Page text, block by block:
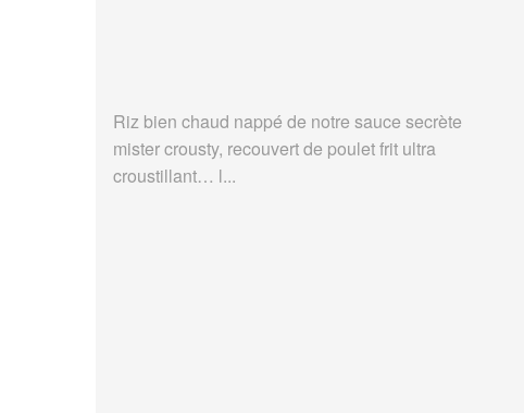
Riz bien chaud nappé de notre sauce secrète
mister crousty, recouvert de poulet frit ultra
croustillant… l...